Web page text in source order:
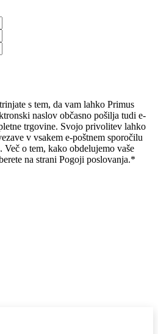
s tem, da vam lahko Primus
naslov občasno pošilja tudi e-
trgovine. Svojo privolitev lahko
v vsakem e-poštnem sporočilu
Več o tem, kako obdelujemo vaše
na strani Pogoji poslovanja.*